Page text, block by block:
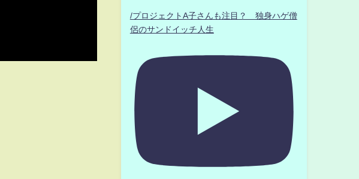
/プロジェクトA子さんも注目？ 独身ハゲ僧
侶のサンドイッチ人生